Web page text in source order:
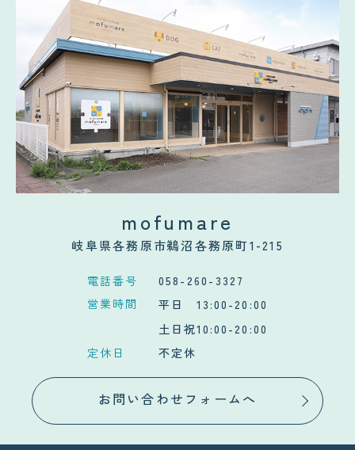
mofumare
岐阜県各務原市鵜沼各務原町1-215
電話番号
058-260-3327
営業時間
平日 13:00-20:00
土日祝10:00-20:00
定休日
不定休
お問い合わせフォームへ